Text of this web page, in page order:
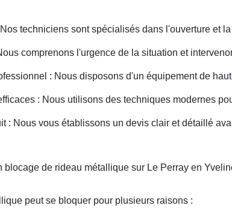
techniciens sont spécialisés dans l'ouverture et
comprenons l'urgence de la situation et
: Nous disposons d'un équipement de
: Nous utilisons des techniques modernes
: Nous vous établissons un devis clair et détaillé
blocage de rideau métallique sur Le Perray en
peut se bloquer pour plusieurs raisons :